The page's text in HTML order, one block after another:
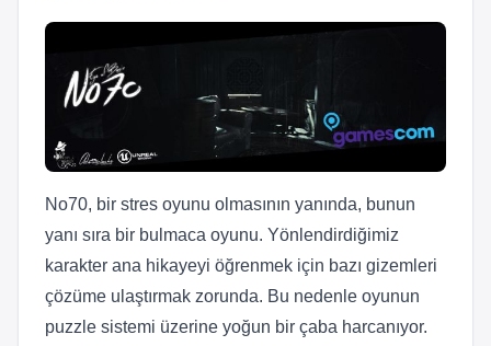
No70, bir stres oyunu olmasının yanında, bunun
yanı sıra bir bulmaca oyunu. Yönlendirdiğimiz
karakter ana hikayeyi öğrenmek için bazı gizemleri
çözüme ulaştırmak zorunda. Bu nedenle oyunun
puzzle sistemi üzerine yoğun bir çaba harcanıyor.